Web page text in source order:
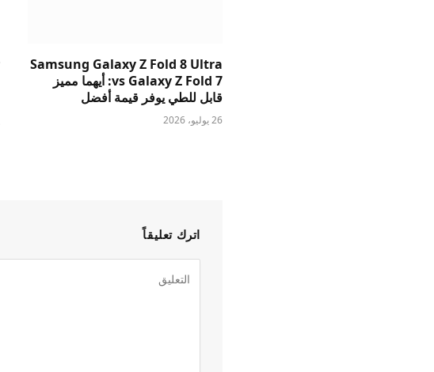
Samsung Galaxy Z Fold 8 Ultra
vs Galaxy Z Fold 7: أيهما مميز
قابل للطي يوفر قيمة أفضل
26 يوليو، 2026
اترك تعليقاً